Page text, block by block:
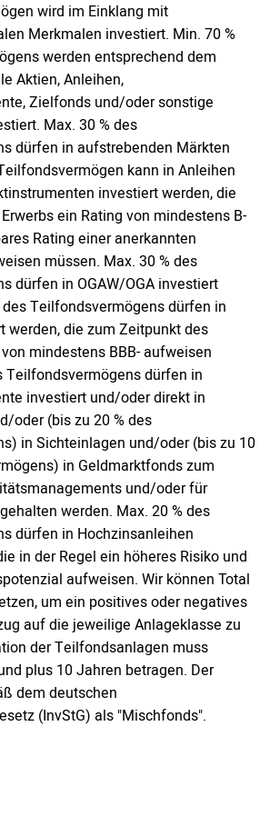
wird im Einklang mit
Merkmalen investiert. Min. 70 %
werden entsprechend dem
Aktien, Anleihen,
Zielfonds und/oder sonstige
Max. 30 % des
dürfen in aufstrebenden Märkten
kann in Anleihen
investiert werden, die
ein Rating von mindestens B-
Rating einer anerkannten
müssen. Max. 30 % des
dürfen in OGAW/OGA investiert
Teilfondsvermögens dürfen in
werden, die zum Zeitpunkt des
mindestens BBB- aufweisen
Teilfondsvermögens dürfen in
investiert und/oder direkt in
oder (bis zu 20 % des
in Sichteinlagen und/oder (bis zu 10
in Geldmarktfonds zum
und/oder für
werden. Max. 20 % des
dürfen in Hochzinsanleihen
in der Regel ein höheres Risiko und
aufweisen. Wir können Total
um ein positives oder negatives
auf die jeweilige Anlageklasse zu
der Teilfondsanlagen muss
plus 10 Jahren betragen. Der
dem deutschen
(InvStG) als "Mischfonds".